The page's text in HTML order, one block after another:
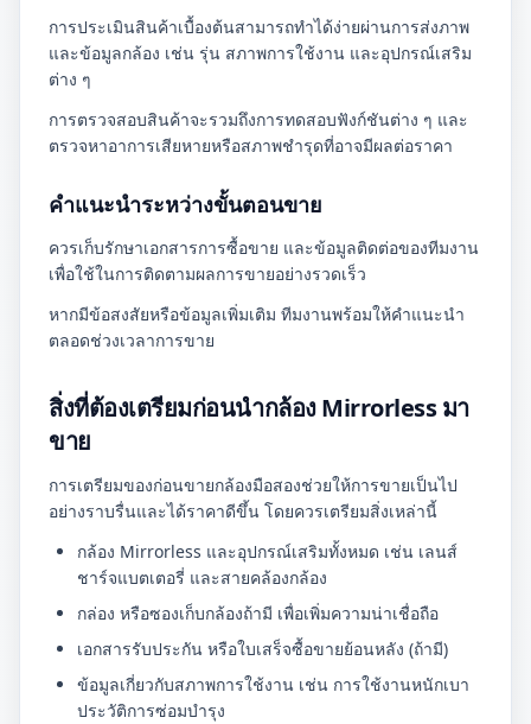
การประเมินสินค้าเบื้องต้นสามารถทำได้ง่ายผ่านการส่งภาพ
และข้อมูลกล้อง เช่น รุ่น สภาพการใช้งาน และอุปกรณ์เสริม
ต่าง ๆ
การตรวจสอบสินค้าจะรวมถึงการทดสอบฟังก์ชันต่าง ๆ และ
ตรวจหาอาการเสียหายหรือสภาพชำรุดที่อาจมีผลต่อราคา
คำแนะนำระหว่างขั้นตอนขาย
ควรเก็บรักษาเอกสารการซื้อขาย และข้อมูลติดต่อของทีมงาน
เพื่อใช้ในการติดตามผลการขายอย่างรวดเร็ว
หากมีข้อสงสัยหรือข้อมูลเพิ่มเติม ทีมงานพร้อมให้คำแนะนำ
ตลอดช่วงเวลาการขาย
สิ่งที่ต้องเตรียมก่อนนำกล้อง Mirrorless มา
ขาย
การเตรียมของก่อนขายกล้องมือสองช่วยให้การขายเป็นไป
อย่างราบรื่นและได้ราคาดีขึ้น โดยควรเตรียมสิ่งเหล่านี้
กล้อง Mirrorless และอุปกรณ์เสริมทั้งหมด เช่น เลนส์
ชาร์จแบตเตอรี่ และสายคล้องกล้อง
กล่อง หรือซองเก็บกล้องถ้ามี เพื่อเพิ่มความน่าเชื่อถือ
เอกสารรับประกัน หรือใบเสร็จซื้อขายย้อนหลัง (ถ้ามี)
ข้อมูลเกี่ยวกับสภาพการใช้งาน เช่น การใช้งานหนักเบา
ประวัติการซ่อมบำรุง